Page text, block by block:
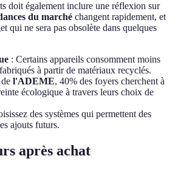
doit également inclure une réflexion sur
du marché changent rapidement, et
qui ne sera pas obsolète dans quelques
: Certains appareils consomment moins
à partir de matériaux recyclés.
l'ADEME, 40% des foyers cherchent à
écologique à travers leurs choix de
des systèmes qui permettent des
ajouts futurs.
après achat